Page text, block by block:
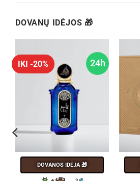
DOVANŲ IDĖJOS 🎁
24h
IKI -20%
DOVANOS IDĖJA 🎁